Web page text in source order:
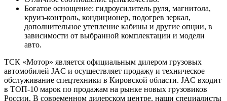
Богатое оснощение: гидроусилитель руля, магнитола,
круиз-контроль, кондиционер, подогрев зеркал,
дополнительное утепление кабины и другие опции, в
зависимости от выбранной комплектации и модели
авто.
ТСК «Мотор» является официальным дилером грузовых
автомобилей JAC и осуществляет продажу и техническое
обслуживание спецтехники в Кировской области. JAC входит
в ТОП-10 марок по продажам на рынке новых грузовиков
России. В современном дилерском центре, наши специалисты